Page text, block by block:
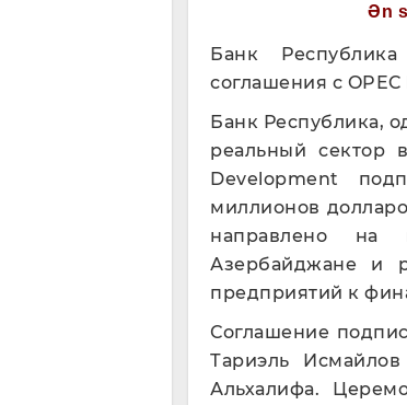
Ən
Банк
соглашения с OPEC
Банк Республика,
реальный сектор
Development
миллионов
направлено на
Азербайджане и
предприятий к
Соглашение
Тариэль
Альхалифа.